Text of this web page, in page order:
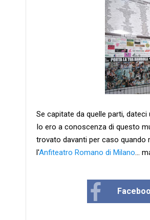
Se capitate da quelle parti, dateci
Io ero a conoscenza di questo
trovato davanti per caso quando
l'Anfiteatro Romano di Milano ...